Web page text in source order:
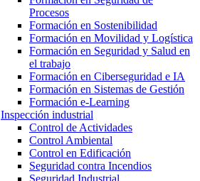
Procesos
Formación en Sostenibilidad
Formación en Movilidad y Logística
Formación en Seguridad y Salud en
el trabajo
Formación en Ciberseguridad e IA
Formación en Sistemas de Gestión
Formación e-Learning
Inspección industrial
Control de Actividades
Control Ambiental
Control en Edificación
Seguridad contra Incendios